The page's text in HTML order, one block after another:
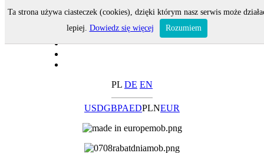
PL DE EN
USDGBPAEDPLNEUR
Ta strona używa ciasteczek (cookies), dzięki którym nasz serwis może
lepiej. Dowiedz się więcej Rozumiem